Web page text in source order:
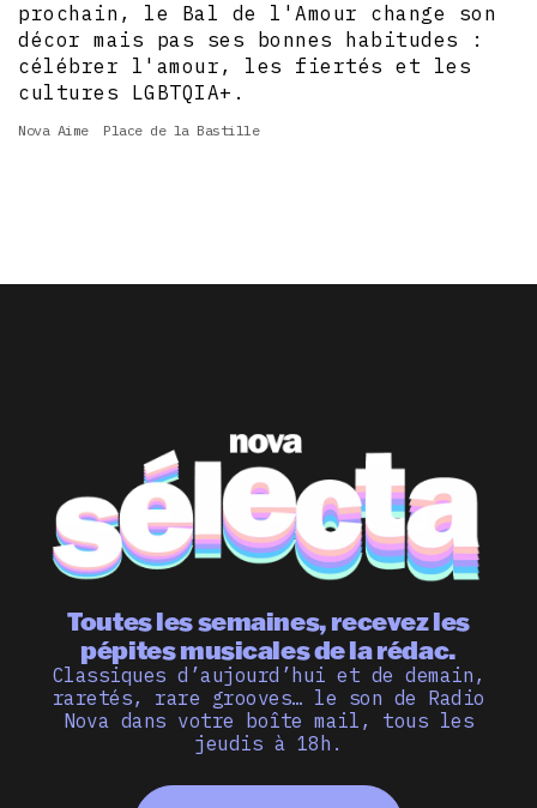
prochain, le Bal de l'Amour change son
décor mais pas ses bonnes habitudes :
célébrer l'amour, les fiertés et les
cultures LGBTQIA+.
Nova Aime Place de la Bastille
Toutes les semaines, recevez les
pépites musicales de la rédac.
Classiques d’aujourd’hui et de demain,
raretés, rare grooves… le son de Radio
Nova dans votre boîte mail, tous les
jeudis à 18h.